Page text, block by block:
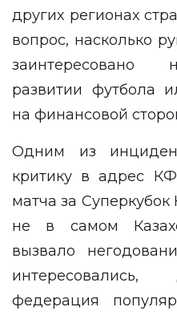
других регионах
вопрос, насколько
заинтересовано
развитии футбола
на финансовой
Одним из
критику в адрес
матча за Суперкубок
не в самом
вызвало
федерация